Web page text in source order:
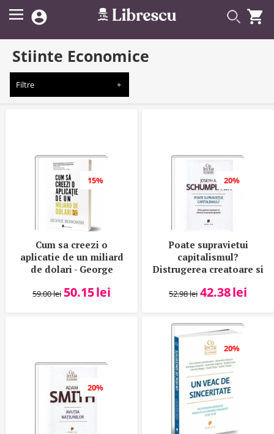
 
Stiinte Economice
Filtre
15%
Cum sa creezi o
aplicatie de un miliard
de dolari - George
59.00lei 50.15lei
20%
Poate supravietui
capitalismul?
Distrugerea creatoare si
globale - Joseph A.
52.98lei 42.38lei
20%
20%